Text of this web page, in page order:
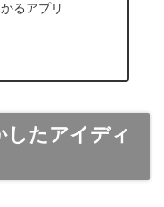
るアプリ
したアイディ